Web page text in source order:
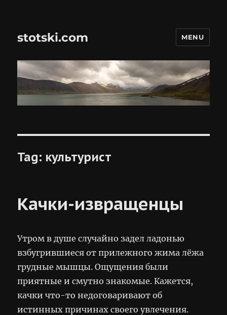
stotski.com MENU
Tag: культурист
Качки-извращенцы
Утром в душе случайно задел ладонью
взбугрившиеся от прилежного жима лёжа
грудные мышцы. Ощущения были
приятные и смутно знакомые. Кажется,
качки что-то недоговаривают об
истинных причинах своего увлечения.